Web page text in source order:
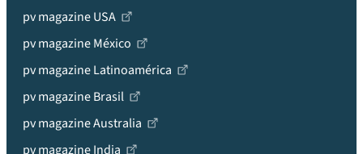
pv magazine USA
pv magazine México
pv magazine Latinoamérica
pv magazine Brasil
pv magazine Australia
pv magazine India